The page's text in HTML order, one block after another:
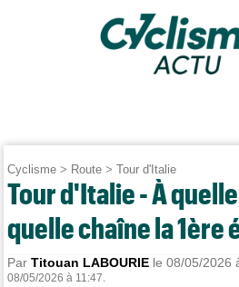
Cyclisme > Route >Tour d'Italie
Tour d'Italie - À
quelle chaîne la 1ère
ParTitouan LABOURIE le 08/05/2026
08/05/2026 à 11:47.